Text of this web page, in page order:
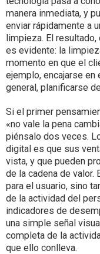
manera inmediata, y
enviar rápidamente a
limpieza. El
es evidente: la
momento en que el
ejemplo, encajarse en
general, planificarse
Si el primer
«no vale la pena
piénsalo dos veces.
digital es que sus
vista, y que pueden
de la cadena de valor.
para el usuario, sino
de la actividad del
indicadores de
una simple señal
completa de la
que ello conlleva.